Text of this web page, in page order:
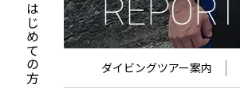
はじめての方
ダイビングツアー案内